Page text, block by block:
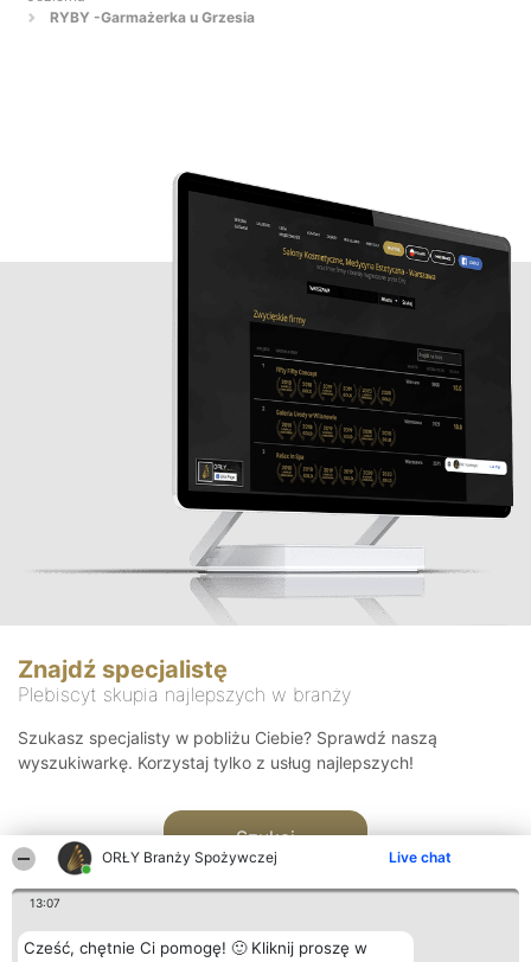
ORŁY Branży Spożywczej Live chat
13:07
Cześć, chętnie Ci pomogę! 🙂 Kliknij proszę w
RYBY -Garmażerka u Grzesia
Znajdź specjalistę
Plebiscyt skupia najlepszych w branży
Szukasz specjalisty w pobliżu Ciebie? Sprawdź naszą
wyszukiwarkę. Korzystaj tylko z usług najlepszych!
Szukaj